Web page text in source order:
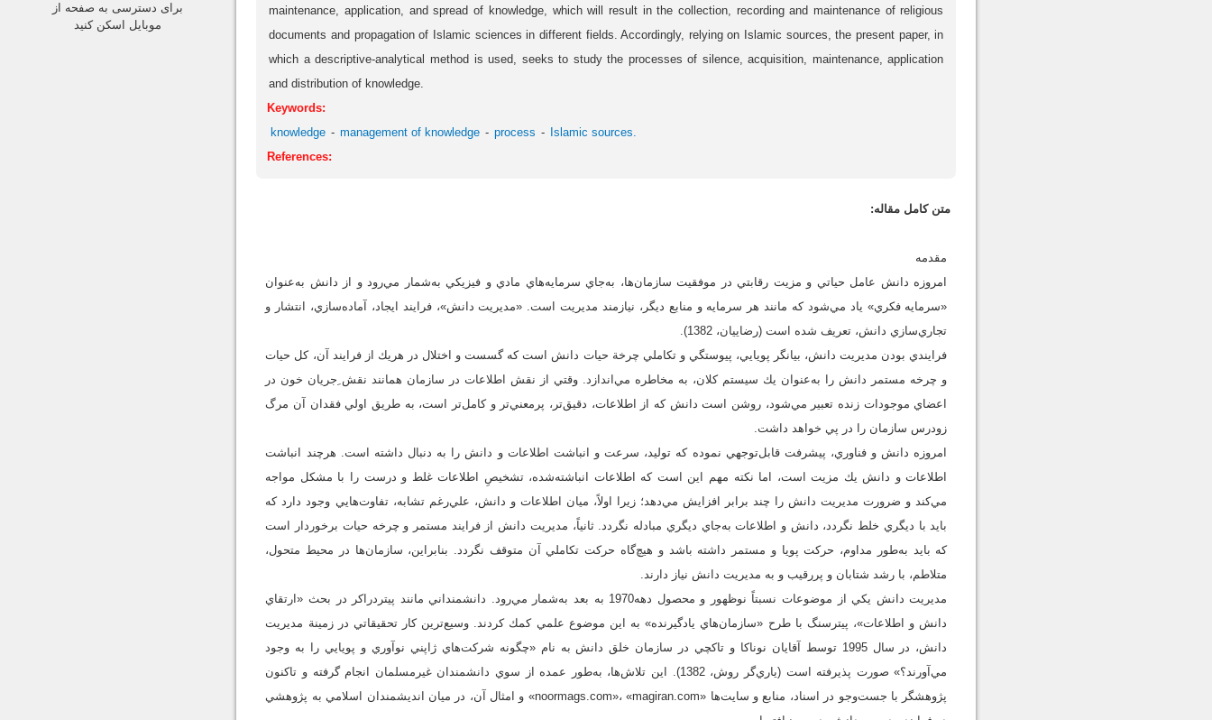
maintenance, application, and spread of knowledge, which will result in the collection, recording and maintenance of religious
documents and propagation of Islamic sciences in different fields. Accordingly, relying on Islamic sources, the present paper, in
which a descriptive-analytical method is used, seeks to study the processes of silence, acquisition, maintenance, application
and distribution of knowledge.
Keywords:
knowledge
management of knowledge process
Islamic sources.
References:
متن کامل مقاله:
مقدمه
امروزه دانش عامل حياتي و مزيت رقابتي در موفقيت سازمان‌ها، به‌جاي سرمايه‌هاي مادي و فيزيكي به‌شمار مي‌رود و از دانش به‌عنوان
«سرمايه فكري» ياد مي‌شود كه مانند هر سرمايه و منابع ديگر، نيازمند مديريت است. «مديريت دانش»، فرايند ايجاد، آماده‌سازي، انتشار و
تجاري‌سازي دانش، تعريف شده است (رضاييان، 1382).
فرايندي بودن مديريت دانش، بيانگر پويايي، پيوستگي و تكاملي چرخة حيات دانش است كه گسست و اختلال در هريك از فرايند آن، كل حيات
و چرخه مستمر دانش را به‌عنوان يك سيستم كلان، به مخاطره مي‌اندازد. وقتي از نقش اطلاعات در سازمان همانند نقش ِجريان خون در
اعضاي موجودات زنده تعبير مي‌شود، روشن است دانش كه از اطلاعات، دقيق‌تر، پرمعني‌تر و كامل‌تر است، به طريق اولي فقدان آن مرگ
زودرس سازمان را در پي خواهد داشت.
امروزه دانش و فناوري، پيشرفت قابل‌توجهي نموده كه توليد، سرعت و انباشت اطلاعات و دانش را به دنبال داشته است. هرچند انباشت
اطلاعات و دانش يك مزيت است، اما نكته مهم اين است كه اطلاعات انباشته‌شده، تشخيصِ اطلاعات غلط و درست را با مشكل مواجه
مي‌كند و ضرورت مديريت دانش را چند برابر افزايش مي‌دهد؛ زيرا اولاً، ميان اطلاعات و دانش، علي‌رغم تشابه، تفاوت‌هايي وجود دارد كه
بايد با ديگري خلط نگردد، دانش و اطلاعات به‌جاي ديگري مبادله نگردد. ثانياً، مديريت دانش از فرايند مستمر و چرخه حيات برخوردار است
كه بايد به‌طور مداوم، حركت پويا و مستمر داشته باشد و هيچ‌گاه حركت تكاملي آن متوقف نگردد. بنابراين، سازمان‌ها در محيط متحول،
متلاطم، با رشد شتابان و پررقيب و به مديريت دانش نياز دارند.
مديريت دانش يكي از موضوعات نسبتاً نوظهور و محصول دهه1970 به بعد به‌شمار مي‌رود. دانشمنداني مانند پيتردراكر در بحث «ارتقاي
دانش و اطلاعات»، پيترسنگ با طرح «سازمان‌هاي يادگيرنده» به اين موضوع علمي كمك كردند. وسيع‌ترين كار تحقيقاتي در زمينة مديريت
دانش، در سال‌ 1995 توسط آقايان نوناكا و تاكچي در سازمان خلق دانش به نام‌ «چگونه شركت‌هاي ژاپني نوآوري و پويايي را به وجود
مي‌آورند؟» صورت پذيرفته است (ياري‌گر روش، 1382). اين تلاش‌ها، به‌طور عمده از سوي دانشمندان غيرمسلمان انجام گرفته و تاكنون
پژوهشگر با جست‌وجو در اسناد، منابع و سايت‌ها «noormags.com»، «magiran.com» و امثال آن، در ميان انديشمندان اسلامي به پژوهشي
برای دسترسی به صفحه از
موبایل اسکن کنید